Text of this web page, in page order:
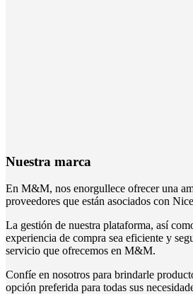
Nuestra marca
En M&M, nos enorgullece ofrecer una
proveedores que están asociados con
La gestión de nuestra plataforma, así
experiencia de compra sea eficiente y
servicio que ofrecemos en M&M.
Confíe en nosotros para brindarle
opción preferida para todas sus